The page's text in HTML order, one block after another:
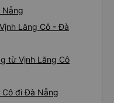
Nẵng
Lăng Cô - Đà
từ Vịnh Lăng Cô
đi Đà Nẵng